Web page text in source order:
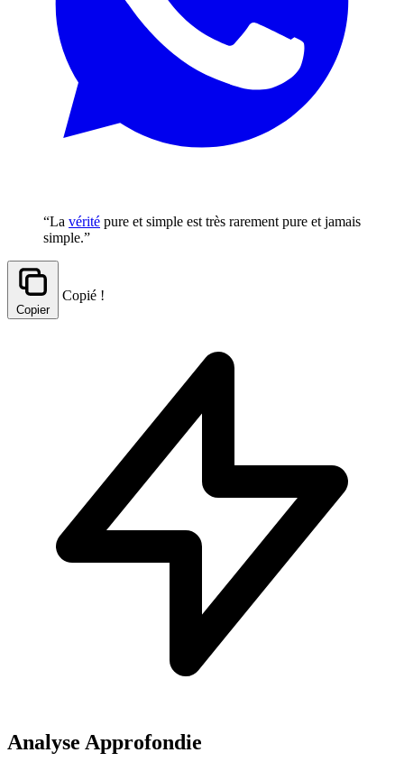
“La vérité pure et simple est très rarement pure et jamais
simple.”
Copier
Copié !
Analyse Approfondie